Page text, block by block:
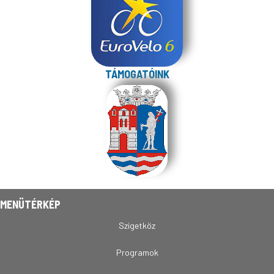
TÁMOGATÓINK
MENÜTÉRKÉP
Szigetköz
Programok